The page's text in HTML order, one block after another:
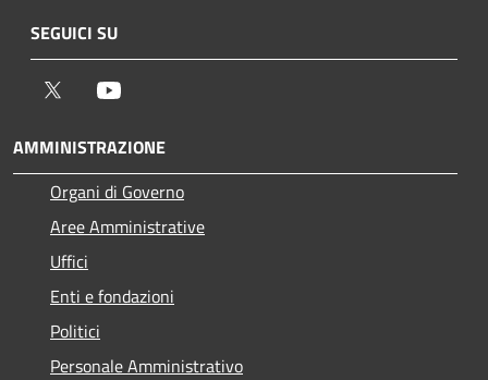
SEGUICI SU
Twitter
AMMINISTRAZIONE
Organi di Governo
Aree Amministrative
Uffici
Enti e fondazioni
Politici
Personale Amministrativo